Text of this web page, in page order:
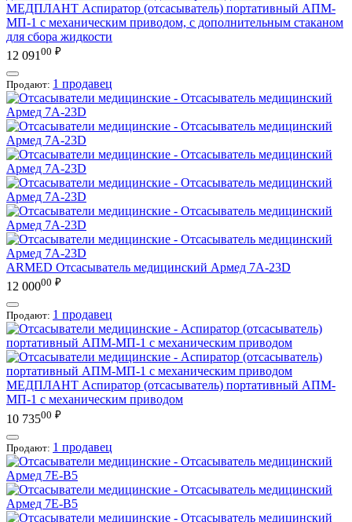
МЕДПЛАНТ Аспиратор (отсасыватель) портативный АПМ-
МП-1 с механическим приводом, с дополнительным стаканом
для сбора жидкости
12 091 00 ₽
Продают: 1 продавец
ARMED Отсасыватель медицинский Армед 7А-23D
12 00000 ₽
Продают: 1 продавец
МЕДПЛАНТ Аспиратор (отсасыватель) портативный АПМ-
МП-1 с механическим приводом
10 73500 ₽
Продают: 1 продавец